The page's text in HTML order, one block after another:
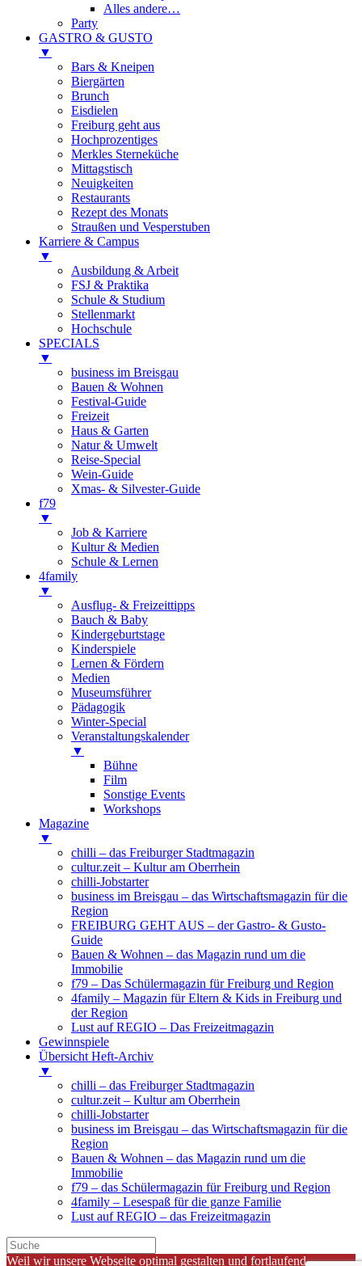
Alles andere…
Party
GASTRO & GUSTO
▼
Bars & Kneipen
Biergärten
Brunch
Eisdielen
Freiburg geht aus
Hochprozentiges
Merkles Sterneküche
Mittagstisch
Neuigkeiten
Restaurants
Rezept des Monats
Straußen und Vesperstuben
Karriere & Campus
▼
Ausbildung & Arbeit
FSJ & Praktika
Schule & Studium
Stellenmarkt
Hochschule
SPECIALS
▼
business im Breisgau
Bauen & Wohnen
Festival-Guide
Freizeit
Haus & Garten
Natur & Umwelt
Reise-Special
Wein-Guide
Xmas- & Silvester-Guide
f79
▼
Job & Karriere
Kultur & Medien
Schule & Lernen
4family
▼
Ausflug- & Freizeittipps
Bauch & Baby
Kindergeburtstage
Kinderspiele
Lernen & Fördern
Medien
Museumsführer
Pädagogik
Winter-Special
Veranstaltungskalender
▼
Bühne
Film
Sonstige Events
Workshops
Magazine
▼
chilli – das Freiburger Stadtmagazin
cultur.zeit – Kultur am Oberrhein
chilli-Jobstarter
business im Breisgau – das Wirtschaftsmagazin für die
Region
FREIBURG GEHT AUS – der Gastro- & Gusto-
Guide
Bauen & Wohnen – das Magazin rund um die
Immobilie
f79 – Das Schülermagazin für Freiburg und Region
4family – Magazin für Eltern & Kids in Freiburg und
der Region
Lust auf REGIO – Das Freizeitmagazin
Gewinnspiele
Übersicht Heft-Archiv
▼
chilli – das Freiburger Stadtmagazin
cultur.zeit – Kultur am Oberrhein
chilli-Jobstarter
business im Breisgau – das Wirtschaftsmagazin für die
Region
Bauen & Wohnen – das Magazin rund um die
Immobilie
f79 – das Schülermagazin für Freiburg und Region
4family – Lesespaß für die ganze Familie
Lust auf REGIO – das Freizeitmagazin
Weil wir unsere Webseite optimal gestalten und fortlaufend